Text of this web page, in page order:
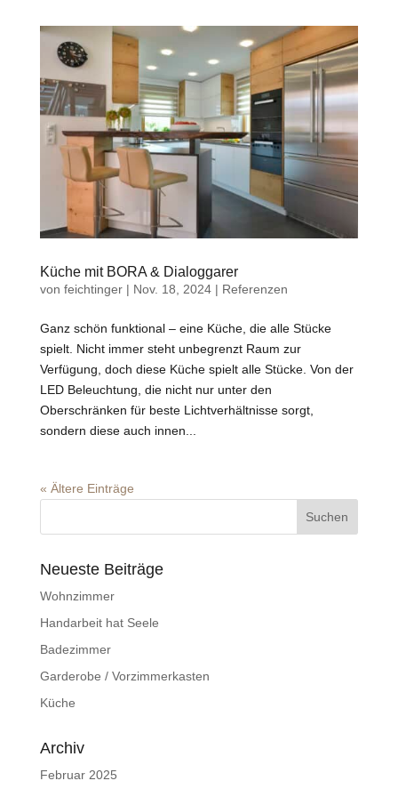
Küche mit BORA & Dialoggarer
von feichtinger| Nov. 18, 2024| Referenzen
Ganz schön funktional – eine Küche, die alle Stücke
spielt. Nicht immer steht unbegrenzt Raum zur
Verfügung, doch diese Küche spielt alle Stücke. Von der
LED Beleuchtung, die nicht nur unter den
Oberschränken für beste Lichtverhältnisse sorgt,
sondern diese auch innen...
« Ältere Einträge
Neueste Beiträge
Wohnzimmer
Handarbeit hat Seele
Badezimmer
Garderobe / Vorzimmerkasten
Küche
Archiv
Februar 2025